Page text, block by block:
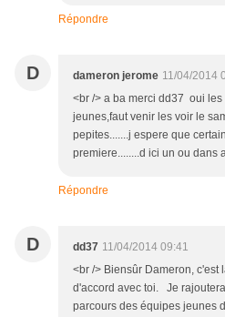
Répondre
D dameron jerome 11/04/2014
<br /> a ba merci dd37 oui
jeunes,faut venir les voir le
pepites.......j espere que
premiere........d ici un ou dans
Répondre
D dd37 11/04/2014 09:41
<br /> Biensûr Dameron, c'est
d'accord avec toi. Je
parcours des équipes jeunes